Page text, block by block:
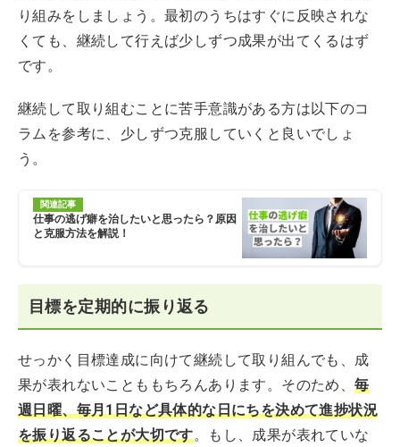
り組みをしましょう。最初のうちはすぐに反映されな
くても、継続して行えば少しずつ成果が出てくるはず
です。
継続して取り組むことに苦手意識がある方は以下のコ
ラムを参考に、少しずつ克服していくと良いでしょ
う。
関連記事
仕事の逃げ癖を治したいと思ったら？原因
と克服方法を解説！
目標を定期的に振り返る
せっかく目標達成に向けて継続して取り組んでも、成
果が表れないことももちろんあります。そのため、毎
週日曜、毎月1日など具体的な日にちを決めて進捗状況
を振り返ることが大切です。もし、成果が表れていな